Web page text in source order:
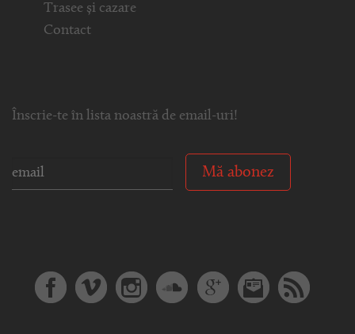
Trasee și cazare
Contact
Înscrie-te în lista noastră de email-uri!
Mă abonez